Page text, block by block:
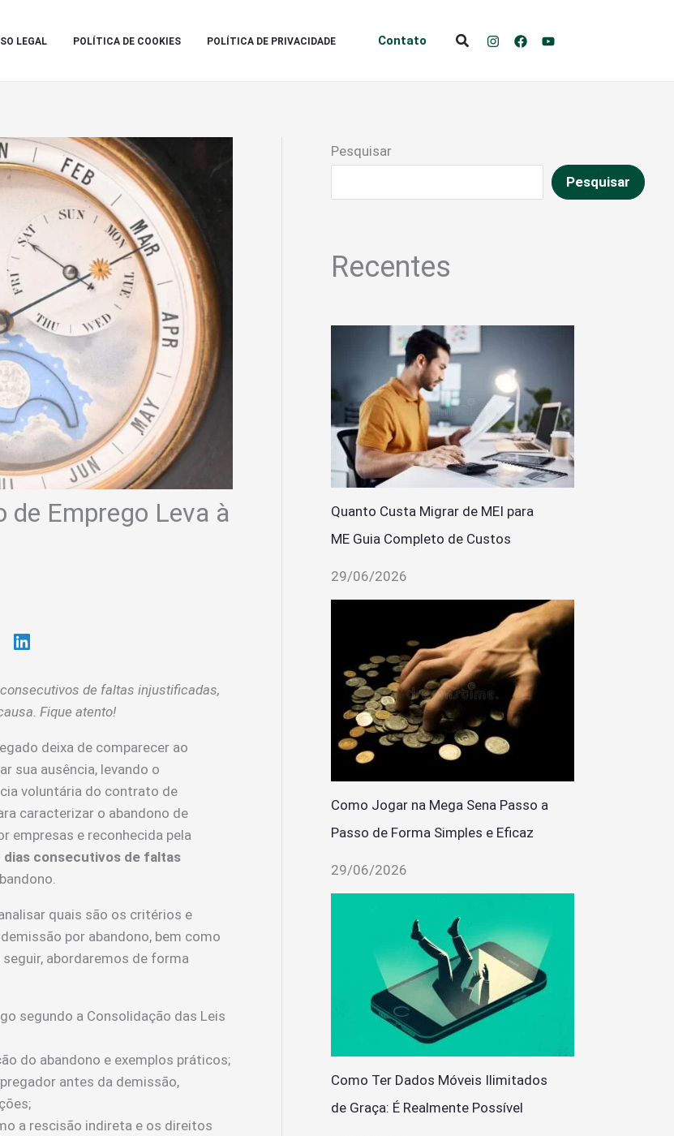
LEGAL POLÍTICA DE COOKIES POLÍTICA DE PRIVACIDADE Contato Pesquisar
de Emprego Leva à
de faltas injustificadas,
Fique atento!
deixa de comparecer ao
sua ausência, levando o
voluntária do contrato de
caracterizar o abandono de
empresas e reconhecida pela
dias consecutivos de faltas
quais são os critérios e
por abandono, bem como
abordaremos de forma
segundo a Consolidação das Leis
do abandono e exemplos práticos;
antes da demissão,
a rescisão indireta e os direitos
Pesquisar
Pesquisar
Recentes
Quanto Custa Migrar de MEI para
ME Guia Completo de Custos
29/06/2026
Como Jogar na Mega Sena Passo a
Passo de Forma Simples e Eficaz
29/06/2026
Como Ter Dados Móveis Ilimitados
de Graça: É Realmente Possível